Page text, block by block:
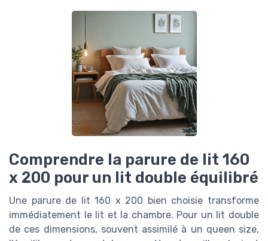
Comprendre la parure de lit 160
x 200 pour un lit double équilibré
Une parure de lit 160 x 200 bien choisie transforme
immédiatement le lit et la chambre. Pour un lit double
de ces dimensions, souvent assimilé à un queen size,